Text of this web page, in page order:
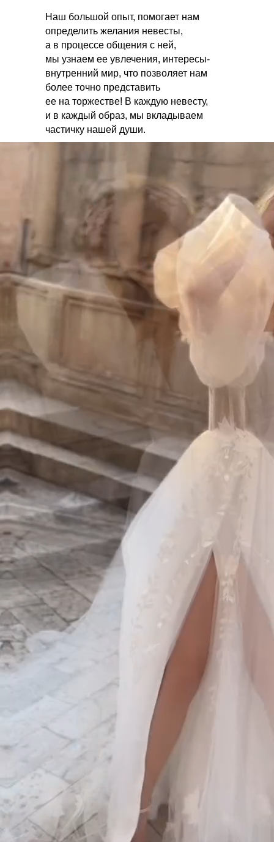
Наш большой опыт, помогает нам
определить желания невесты,
а в процессе общения с ней,
мы узнаем ее увлечения, интересы-
внутренний мир, что позволяет нам
более точно представить
ее на торжестве! В каждую невесту,
и в каждый образ, мы вкладываем
частичку нашей души.